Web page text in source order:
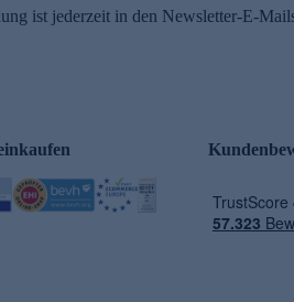
ist jederzeit in den Newsletter-E-